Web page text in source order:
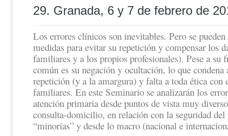
29. Granada, 6 y 7 de febrero de
Los errores clínicos son inevitables. Pero se
medidas para evitar su repetición y compensar los
familiares y a los propios profesionales). Pese a su
común es su negación y ocultación, lo que condena
repetición (y a la amargura) y falta a toda ética con
familiares. En este Seminario se analizarán los
atención primaria desde puntos de vista muy
consulta-domicilio, en relación con la seguridad del
“minorías” y desde lo macro (nacional e